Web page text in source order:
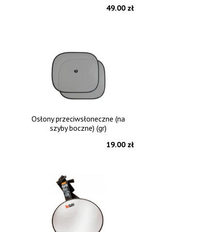
49.00 zł
Osłony przeciwsłoneczne (na
szyby boczne) (gr)
19.00 zł